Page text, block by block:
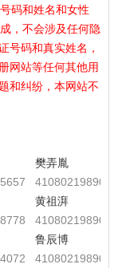
码和姓名和女性
，不会涉及任何隐
号码和真实姓名，
网站等任何其他用
和纠纷，本网站不
樊弄胤
黄祖湃
鲁辰博